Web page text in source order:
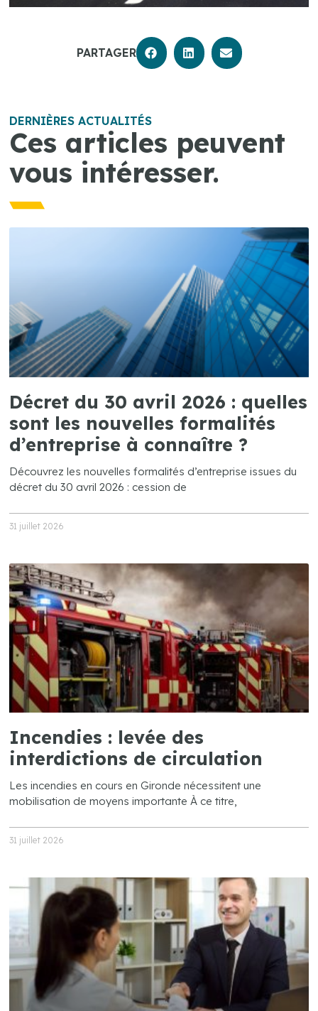
PARTAGER
DERNIÈRES ACTUALITÉS
Ces articles peuvent
vous intéresser.
Décret du 30 avril 2026 : quelles
sont les nouvelles formalités
d’entreprise à connaître ?
Découvrez les nouvelles formalités d’entreprise issues du
décret du 30 avril 2026 : cession de
31 juillet 2026
Incendies : levée des
interdictions de circulation
Les incendies en cours en Gironde nécessitent une
mobilisation de moyens importante À ce titre,
31 juillet 2026